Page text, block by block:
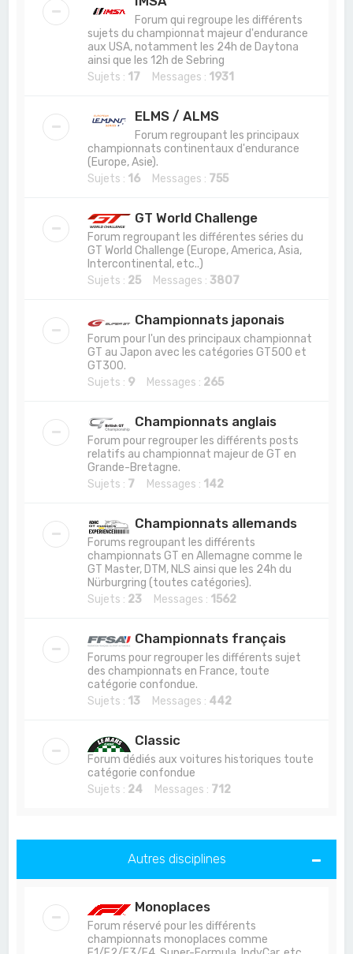
Forum qui regroupe les différents
sujets du championnat majeur d'endurance
aux USA, notamment les 24h de Daytona
ainsi que les 12h de Sebring
Sujets : 17 Messages : 1931
ELMS / ALMS
Forum regroupant les principaux
championnats continentaux d'endurance
(Europe, Asie).
Sujets : 16 Messages : 755
GT World Challenge
Forum regroupant les différentes séries du
GT World Challenge (Europe, America, Asia,
Intercontinental, etc..)
Sujets : 25 Messages : 3807
Championnats japonais
Forum pour l'un des principaux championnat
GT au Japon avec les catégories GT500 et
GT300.
Sujets : 9 Messages : 265
Championnats anglais
Forum pour regrouper les différents posts
relatifs au championnat majeur de GT en
Grande-Bretagne.
Sujets : 7 Messages : 142
Championnats allemands
Forums regroupant les différents
championnats GT en Allemagne comme le
GT Master, DTM, NLS ainsi que les 24h du
Nürburgring (toutes catégories).
Sujets : 23 Messages : 1562
Championnats français
Forums pour regrouper les différents sujet
des championnats en France, toute
catégorie confondue.
Sujets : 13 Messages : 442
Classic
Forum dédiés aux voitures historiques toute
catégorie confondue
Sujets : 24 Messages : 712
Autres disciplines
Monoplaces
Forum réservé pour les différents
championnats monoplaces comme